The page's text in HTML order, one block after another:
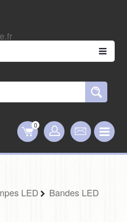
0
LED Bandes LED